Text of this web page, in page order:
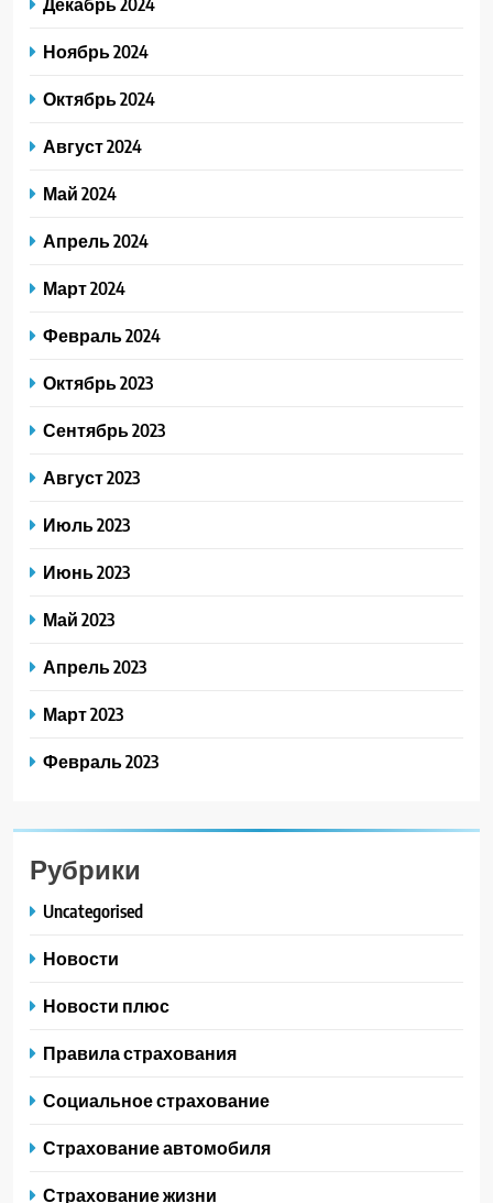
Ноябрь 2024
Октябрь 2024
Август 2024
Май 2024
Апрель 2024
Март 2024
Февраль 2024
Октябрь 2023
Сентябрь 2023
Август 2023
Июль 2023
Июнь 2023
Май 2023
Апрель 2023
Март 2023
Февраль 2023
Рубрики
Uncategorised
Новости
Новости плюс
Правила страхования
Социальное страхование
Страхование автомобиля
Страхование жизни